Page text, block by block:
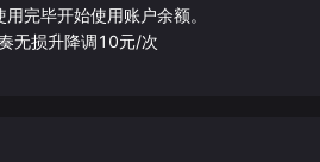
完毕开始使用账户余额。
无损升降调10元/次